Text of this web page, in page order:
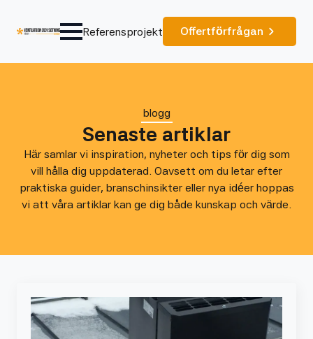
Referensprojekt Offertförfrågan
blogg
Senaste artiklar
Här samlar vi inspiration, nyheter och tips för dig som
vill hålla dig uppdaterad. Oavsett om du letar efter
praktiska guider, branschinsikter eller nya idéer hoppas
vi att våra artiklar kan ge dig både kunskap och värde.